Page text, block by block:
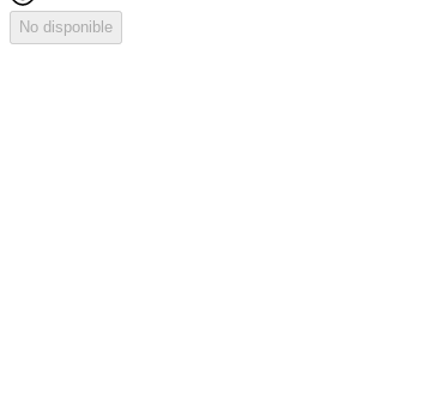
No disponible